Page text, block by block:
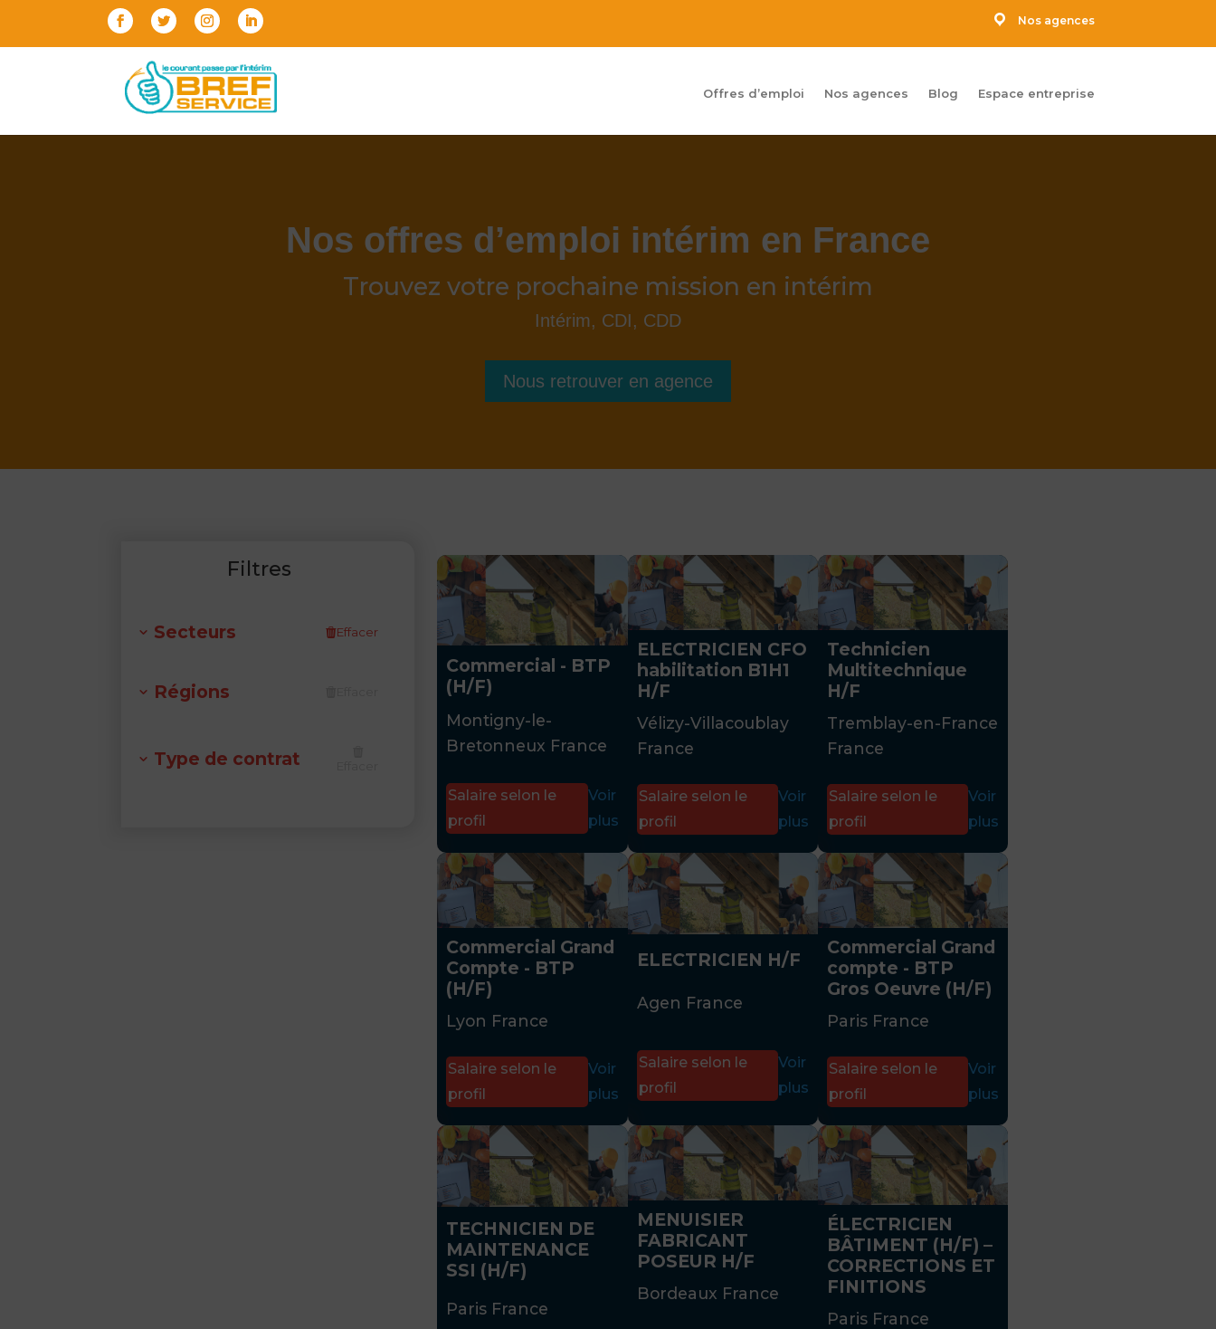
Nos agences
Offres d’emploi Nos agences Blog Espace entreprise
Nos offres d’emploi intérim en France
Trouvez votre prochaine mission en intérim
Intérim, CDI, CDD
Nous retrouver en agence
Filtres
Effacer
Secteurs
Régions
Type de contrat
Commercial - BTP
(H/F)
Montigny-le-
Bretonneux France
Salaire selon le
profil
Voir
plus
ELECTRICIEN CFO
habilitation B1H1
H/F
Vélizy-Villacoublay
France
Salaire selon le
profil
Voir
plus
Technicien
Multitechnique
H/F
Tremblay-en-France
France
Salaire selon le
profil
Voir
plus
Commercial Grand
Compte - BTP
(H/F)
Lyon France
Salaire selon le
profil
Voir
plus
ELECTRICIEN H/F
Agen France
Salaire selon le
profil
Voir
plus
Commercial Grand
compte - BTP
Gros Oeuvre (H/F)
Paris France
Salaire selon le
profil
Voir
plus
TECHNICIEN DE
MAINTENANCE
SSI (H/F)
Paris France
MENUISIER
FABRICANT
POSEUR H/F
Bordeaux France
ÉLECTRICIEN
BÂTIMENT (H/F) –
CORRECTIONS ET
FINITIONS
Paris France